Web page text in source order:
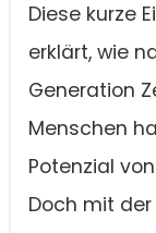
Diese kurze
erklärt, wie
Generation
Menschen
Potenzial
Doch mit